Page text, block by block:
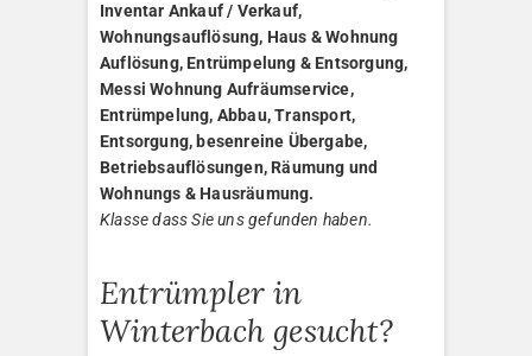
Inventar Ankauf / Verkauf,
Wohnungsauflösung, Haus & Wohnung
Auflösung, Entrümpelung & Entsorgung,
Messi Wohnung Aufräumservice,
Entrümpelung, Abbau, Transport,
Entsorgung, besenreine Übergabe,
Betriebsauflösungen, Räumung und
Wohnungs & Hausräumung.
Klasse dass Sie uns gefunden haben.
Entrümpler in
Winterbach gesucht?